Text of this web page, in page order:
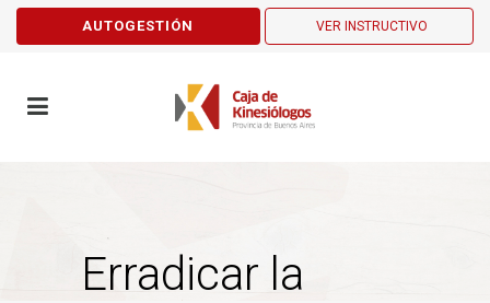
AUTOGESTIÓN VER INSTRUCTIVO
Erradicar la